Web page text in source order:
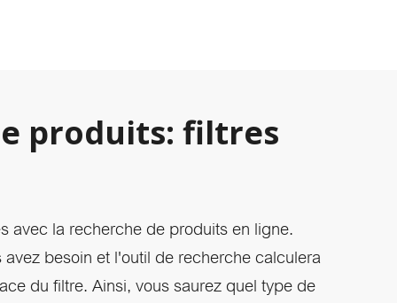
produits: filtres
avec la recherche de produits en ligne.
avez besoin et l'outil de recherche calculera
du filtre. Ainsi, vous saurez quel type de